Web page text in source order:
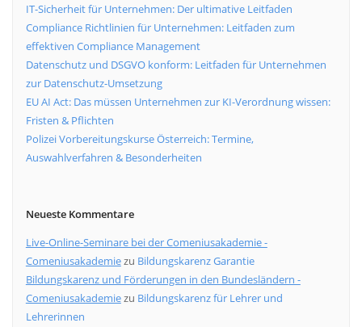
IT-Sicherheit für Unternehmen: Der ultimative Leitfaden
Compliance Richtlinien für Unternehmen: Leitfaden zum
effektiven Compliance Management
Datenschutz und DSGVO konform: Leitfaden für Unternehmen
zur Datenschutz-Umsetzung
EU AI Act: Das müssen Unternehmen zur KI-Verordnung wissen:
Fristen & Pflichten
Polizei Vorbereitungskurse Österreich: Termine,
Auswahlverfahren & Besonderheiten
Neueste Kommentare
Live-Online-Seminare bei der Comeniusakademie -
Comeniusakademiezu Bildungskarenz Garantie
Bildungskarenz und Förderungen in den Bundesländern -
Comeniusakademiezu Bildungskarenz für Lehrer und
Lehrerinnen